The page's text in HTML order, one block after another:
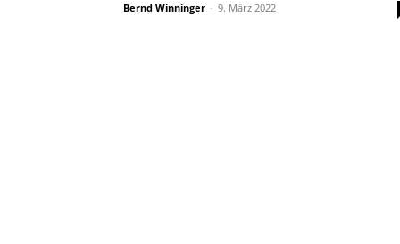
Bernd Winninger - 9. März 2022